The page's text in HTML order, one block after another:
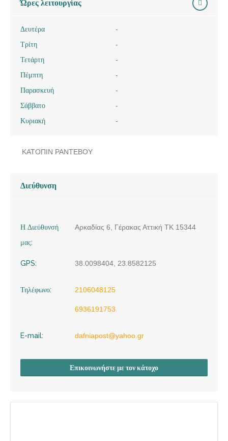
Ώρες λειτουργίας
Δευτέρα
-
Τρίτη
-
Τετάρτη
-
Πέμπτη
-
Παρασκευή
-
Σάββατο
-
Κυριακή
-
ΚΑΤΟΠΙΝ ΡΑΝΤΕΒΟΥ
Διεύθυνση
Η Διεύθυνσή
μας:
Αρκαδίας 6, Γέρακας Αττική ΤΚ 15344
GPS: 38.0098404, 23.8582125
Τηλέφωνο: 2106048125
6936191753
E-mail: dafniapost@yahoo.gr
Επικοινωνήστε με τον κάτοχο